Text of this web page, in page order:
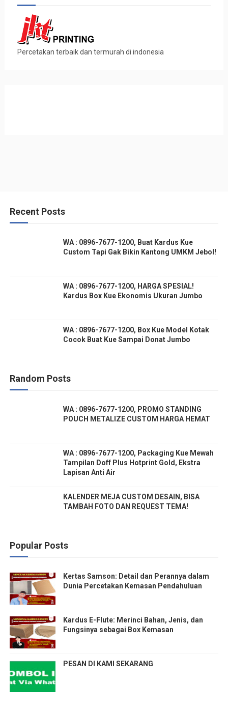
Percetakan terbaik dan termurah di indonesia
Recent Posts
WA : 0896-7677-1200, Buat Kardus Kue
Custom Tapi Gak Bikin Kantong UMKM Jebol!
WA : 0896-7677-1200, HARGA SPESIAL!
Kardus Box Kue Ekonomis Ukuran Jumbo
WA : 0896-7677-1200, Box Kue Model Kotak
Cocok Buat Kue Sampai Donat Jumbo
Random Posts
WA : 0896-7677-1200, PROMO STANDING
POUCH METALIZE CUSTOM HARGA HEMAT
WA : 0896-7677-1200, Packaging Kue Mewah
Tampilan Doff Plus Hotprint Gold, Ekstra
Lapisan Anti Air
KALENDER MEJA CUSTOM DESAIN, BISA
TAMBAH FOTO DAN REQUEST TEMA!
Popular Posts
Kertas Samson: Detail dan Perannya dalam
Dunia Percetakan Kemasan Pendahuluan
Kardus E-Flute: Merinci Bahan, Jenis, dan
Fungsinya sebagai Box Kemasan
PESAN DI KAMI SEKARANG